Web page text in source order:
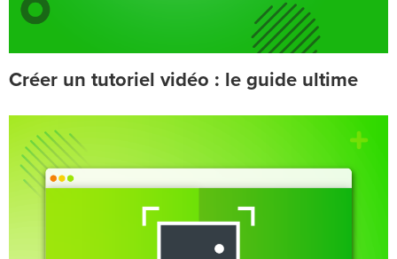
Créer un tutoriel vidéo : le guide ultime